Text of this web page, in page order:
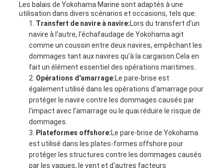
Les balais de Yokohama Marine sont adaptés à une
utilisation dans divers scénarios et occasions, tels que:
Transfert de navire à navire:Lors du transfert d'un
navire à l'autre, l'échafaudage de Yokohama agit
comme un coussin entre deux navires, empêchant les
dommages tant aux navires qu'à la cargaison.Cela en
fait un élément essentiel des opérations maritimes..
Opérations d'amarrage:Le pare-brise est
également utilisé dans les opérations d'amarrage pour
protéger le navire contre les dommages causés par
l'impact avec l'amarrage ou le quai.réduire le risque de
dommages.
Plateformes offshore:Le pare-brise de Yokohama
est utilisé dans les plates-formes offshore pour
protéger les structures contre les dommages causés
par les vagues, le vent et d'autres facteurs